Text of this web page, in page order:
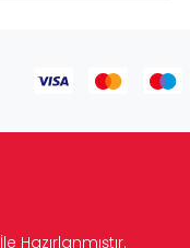
İle Hazırlanmıştır.